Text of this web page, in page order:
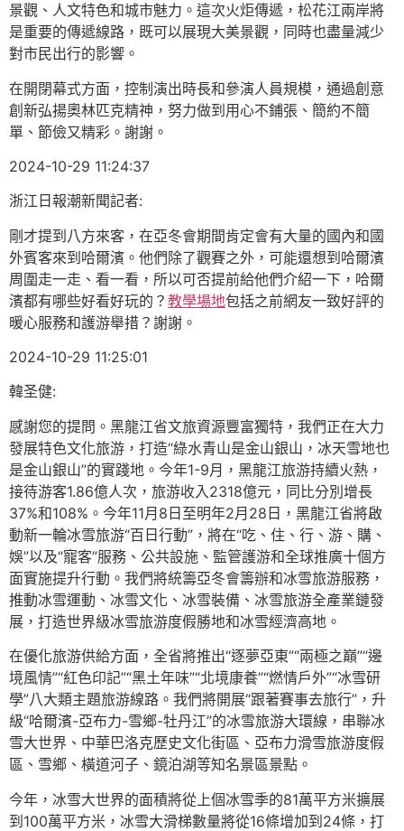
景觀、人文特色和城市魅力。這次火炬傳遞，松花江兩岸將
是重要的傳遞線路，既可以展現大美景觀，同時也盡量減少
對市民出行的影響。
在開閉幕式方面，控制演出時長和參演人員規模，通過創意
創新弘揚奧林匹克精神，努力做到用心不鋪張、簡約不簡
單、節儉又精彩。謝謝。
2024-10-29 11:24:37
浙江日報潮新聞記者:
剛才提到八方來客，在亞冬會期間肯定會有大量的國內和國
外賓客來到哈爾濱。他們除了觀賽之外，可能還想到哈爾濱
周圍走一走、看一看，所以可否提前給他們介紹一下，哈爾
濱都有哪些好看好玩的？ 教學場地包括之前網友一致好評的
暖心服務和護游舉措？謝謝。
2024-10-29 11:25:01
韓圣健:
感謝您的提問。黑龍江省文旅資源豐富獨特，我們正在大力
發展特色文化旅游，打造“綠水青山是金山銀山，冰天雪地也
是金山銀山”的實踐地。今年1-9月，黑龍江旅游持續火熱，
接待游客1.86億人次，旅游收入2318億元，同比分別增長
37%和108%。今年11月8日至明年2月28日，黑龍江省將啟
動新一輪冰雪旅游“百日行動”，將在“吃、住、行、游、購、
娛”以及“寵客”服務、公共設施、監管護游和全球推廣十個方
面實施提升行動。我們將統籌亞冬會籌辦和冰雪旅游服務，
推動冰雪運動、冰雪文化、冰雪裝備、冰雪旅游全產業鏈發
展，打造世界級冰雪旅游度假勝地和冰雪經濟高地。
在優化旅游供給方面，全省將推出“逐夢亞東”“兩極之巔”“邊
境風情”“紅色印記”“黑土年味”“北境康養”“燃情戶外”“冰雪研
學”八大類主題旅游線路。我們將開展“跟著賽事去旅行”，升
級“哈爾濱-亞布力-雪鄉-牡丹江”的冰雪旅游大環線，串聯冰
雪大世界、中華巴洛克歷史文化街區、亞布力滑雪旅游度假
區、雪鄉、橫道河子、鏡泊湖等知名景區景點。
今年，冰雪大世界的面積將從上個冰雪季的81萬平方米擴展
到100萬平方米，冰雪大滑梯數量將從16條增加到24條，打